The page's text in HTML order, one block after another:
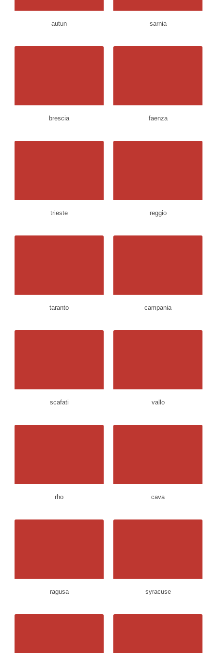
autun sarnia
brescia faenza
trieste reggio
taranto campania
scafati vallo
rho cava
ragusa syracuse